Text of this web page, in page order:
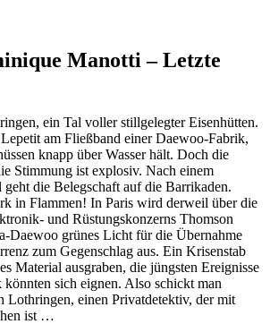
Manotti – Letzte
ein Tal voller stillgelegter Eisenhütten.
am Fließband einer Daewoo-Fabrik,
knapp über Wasser hält. Doch die
Stimmung ist explosiv. Nach einem
die Belegschaft auf die Barrikaden.
in Flammen! In Paris wird derweil über die
und Rüstungskonzerns Thomson
Daewoo grünes Licht für die Übernahme
zum Gegenschlag aus. Ein Krisenstab
Material ausgraben, die jüngsten Ereignisse
sich eignen. Also schickt man
Lothringen, einen Privatdetektiv, der mit
ist …